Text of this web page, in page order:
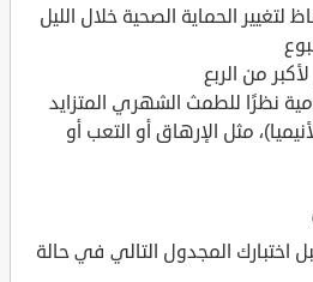
لتغيير الحماية الصحية خلال الليل
من الربع
نظرًا للطمث الشهري المتزايد
مثل الإرهاق أو التعب أو
اختبارك المجدول التالي في حالة